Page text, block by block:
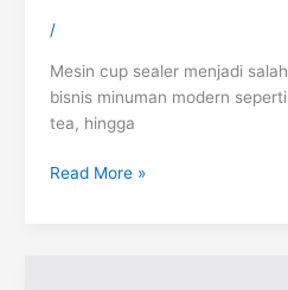
/
Mesin cup sealer menjadi
bisnis minuman modern
tea, hingga
Read More »